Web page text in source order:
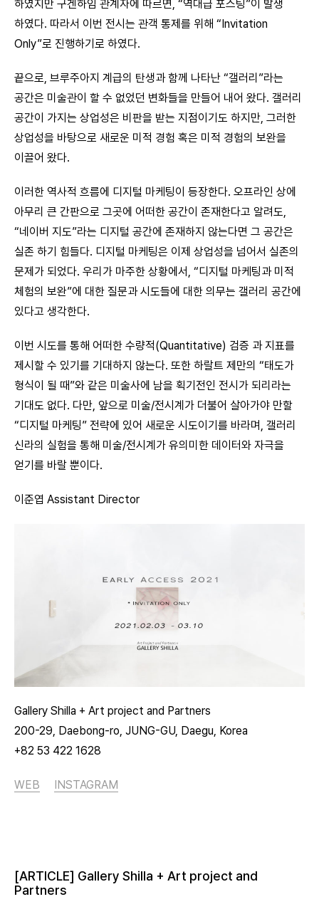
하였지만 구겐하임 관계자에 따르면, “역대급 포스팅”이 발생
하였다. 따라서 이번 전시는 관객 통제를 위해 “Invitation
Only”로 진행하기로 하였다.
끝으로, 브루주아지 계급의 탄생과 함께 나타난 “갤러리”라는
공간은 미술관이 할 수 없었던 변화들을 만들어 내어 왔다. 갤러리
공간이 가지는 상업성은 비판을 받는 지점이기도 하지만, 그러한
상업성을 바탕으로 새로운 미적 경험 혹은 미적 경험의 보완을
이끌어 왔다.
이러한 역사적 흐름에 디지털 마케팅이 등장한다. 오프라인 상에
아무리 큰 간판으로 그곳에 어떠한 공간이 존재한다고 알려도,
“네이버 지도”라는 디지털 공간에 존재하지 않는다면 그 공간은
실존 하기 힘들다. 디지털 마케팅은 이제 상업성을 넘어서 실존의
문제가 되었다. 우리가 마주한 상황에서, “디지털 마케팅과 미적
체험의 보완”에 대한 질문과 시도들에 대한 의무는 갤러리 공간에
있다고 생각한다.
이번 시도를 통해 어떠한 수량적(Quantitative) 검증 과 지표를
제시할 수 있기를 기대하지 않는다. 또한 하랄트 제만의 “태도가
형식이 될 때”와 같은 미술사에 남을 획기전인 전시가 되리라는
기대도 없다. 다만, 앞으로 미술/전시계가 더불어 살아가야 만할
“디지털 마케팅” 전략에 있어 새로운 시도이기를 바라며, 갤러리
신라의 실험을 통해 미술/전시계가 유의미한 데이터와 자극을
얻기를 바랄 뿐이다.
이준엽 Assistant Director
Gallery Shilla + Art project and Partners
200-29, Daebong-ro, JUNG-GU, Daegu, Korea
+82 53 422 1628
WEB INSTAGRAM
[ARTICLE] Gallery Shilla + Art project and
Partners